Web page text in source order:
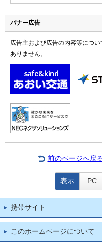
バナー広告
広告主および広告の内容等につ
ありません。
前のページへ戻
表示 PC
携帯サイト
このホームページについて